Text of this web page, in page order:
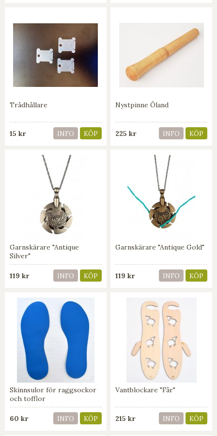
Trådhållare
15 kr INFO KÖP
Nystpinne Öland
225 kr INFO KÖP
Garnskärare "Antique
Silver"
119 kr INFO KÖP
Garnskärare "Antique Gold"
119 kr INFO KÖP
Skinnsulor för raggsockor
och tofflor
60 kr INFO KÖP
Vantblockare "Får"
215 kr INFO KÖP